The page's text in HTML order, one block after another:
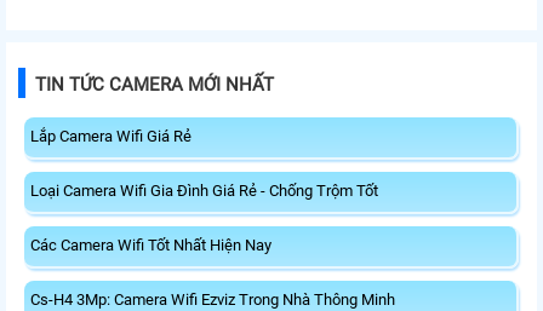
liệu nhanh, kết hợp WPA3 tăng
TIN TỨC CAMERA MỚI NHẤT
Lắp Camera Wifi Giá Rẻ
Loại Camera Wifi Gia Đình Giá Rẻ - Chống Trộm Tốt
Các Camera Wifi Tốt Nhất Hiện Nay
Cs-H4 3Mp: Camera Wifi Ezviz Trong Nhà Thông Minh